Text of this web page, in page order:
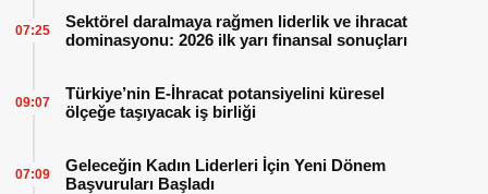
Sektörel daralmaya rağmen liderlik ve ihracat
dominasyonu: 2026 ilk yarı finansal sonuçları
07:25
Türkiye’nin E-İhracat potansiyelini küresel
ölçeğe taşıyacak iş birliği
09:07
Geleceğin Kadın Liderleri İçin Yeni Dönem
Başvuruları Başladı
07:09